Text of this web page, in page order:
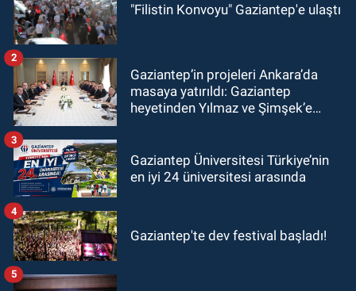
"Filistin Konvoyu" Gaziantep'e ulaştı
Gaziantep’in projeleri Ankara’da
masaya yatırıldı: Gaziantep
heyetinden Yılmaz ve Şimşek’e
2
Gaziantep Üniversitesi Türkiye’nin
en iyi 24 üniversitesi arasında
3
Gaziantep'te dev festival başladı!
4
5